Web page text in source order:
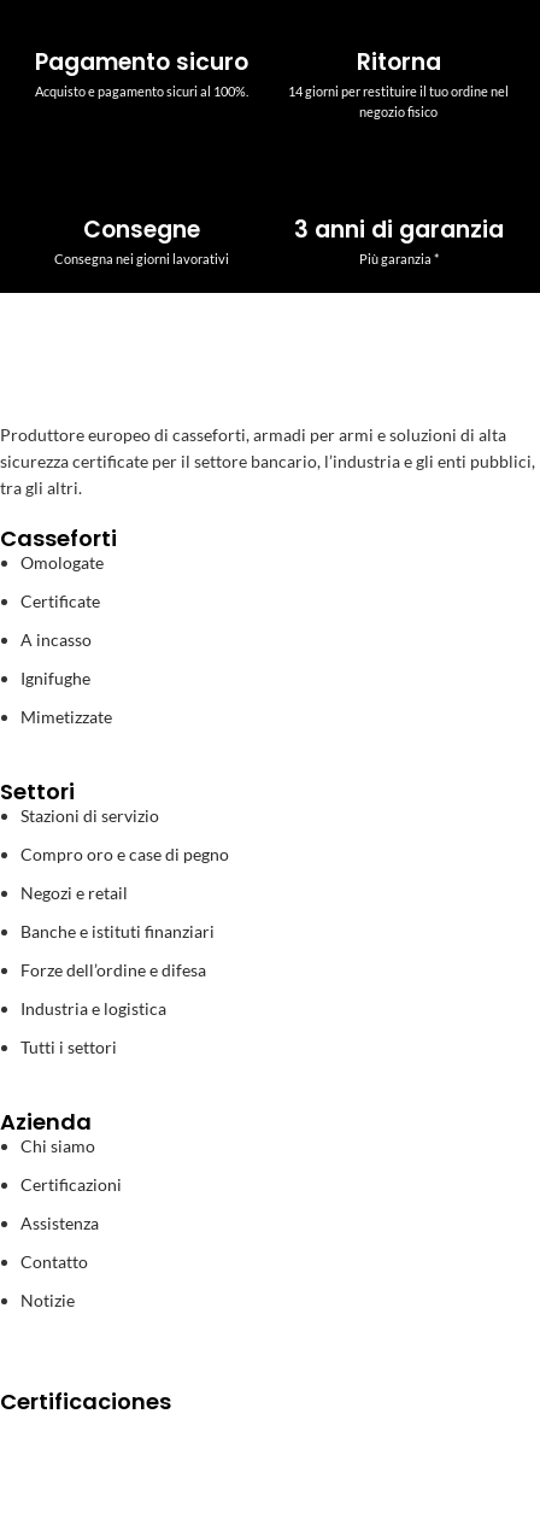
Pagamento sicuro
Acquisto e pagamento sicuri al 100%.
Ritorna
14 giorni per restituire il tuo ordine nel
negozio fisico
Consegne
Consegna nei giorni lavorativi
3 anni di garanzia
Più garanzia *
Produttore europeo di casseforti, armadi per armi e soluzioni di alta
sicurezza certificate per il settore bancario, l’industria e gli enti pubblici,
tra gli altri.
Casseforti
Omologate
Certificate
A incasso
Ignifughe
Mimetizzate
Settori
Stazioni di servizio
Compro oro e case di pegno
Negozi e retail
Banche e istituti finanziari
Forze dell’ordine e difesa
Industria e logistica
Tutti i settori
Azienda
Chi siamo
Certificazioni
Assistenza
Contatto
Notizie
Certificaciones